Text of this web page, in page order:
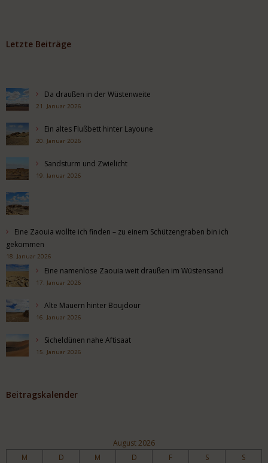
Letzte Beiträge
Da draußen in der Wüstenweite
21. Januar 2026
Ein altes Flußbett hinter Layoune
20. Januar 2026
Sandsturm und Zwielicht
19. Januar 2026
Eine Zaouia wollte ich finden – zu einem Schützengraben bin ich
gekommen
18. Januar 2026
Eine namenlose Zaouia weit draußen im Wüstensand
17. Januar 2026
Alte Mauern hinter Boujdour
16. Januar 2026
Sicheldünen nahe Aftisaat
15. Januar 2026
Beitragskalender
August 2026
M D M D F S S